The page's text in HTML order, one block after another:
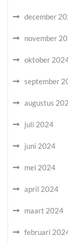
december
november
oktober
september
augustus
juli 2024
juni 2024
mei 2024
april 2024
maart 2024
februari